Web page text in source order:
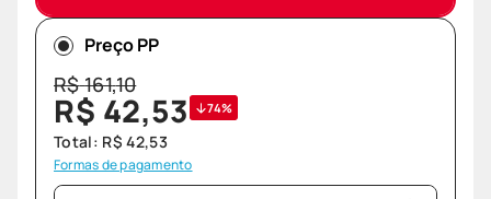
Preço PP
R$161,10
R$ 42,53 74%
Total: R$ 42,53
Formas de pagamento